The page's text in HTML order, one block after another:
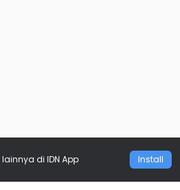
lainnya di IDN App Install